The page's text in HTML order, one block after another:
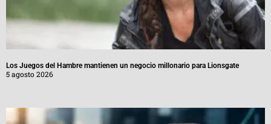
Los Juegos del Hambre mantienen un negocio millonario para Lionsgate
5 agosto 2026